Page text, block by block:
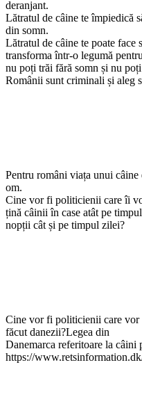
deranjant.
Lătratul de câine te împiedică
din somn.
Lătratul de câine te poate face
transforma într-o legumă
nu poți trăi fără somn și nu
Românii sunt criminali și aleg
Pentru români viața unui
om.
Cine vor fi politicienii care îi
țină câinii în case atât pe timpul
nopții cât și pe timpul zilei?
Cine vor fi politicienii care vor
făcut danezii?Legea din
Danemarca referitoare la câini
https://